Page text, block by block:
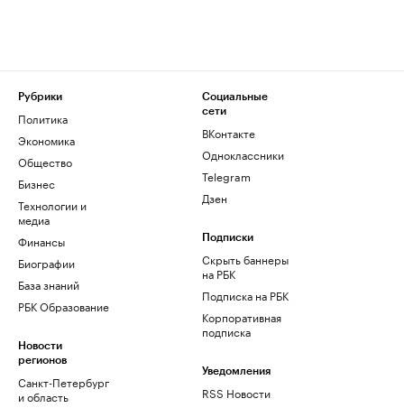
Рубрики
Политика
Экономика
Общество
Бизнес
Технологии и
медиа
Финансы
Биографии
База знаний
РБК Образование
Новости
регионов
Санкт-Петербург
и область
Социальные
сети
ВКонтакте
Одноклассники
Telegram
Дзен
Подписки
Скрыть баннеры
на РБК
Подписка на РБК
Корпоративная
подписка
Уведомления
RSS Новости